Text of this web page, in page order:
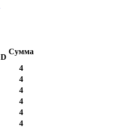
Сумма
D
4
4
4
4
4
4